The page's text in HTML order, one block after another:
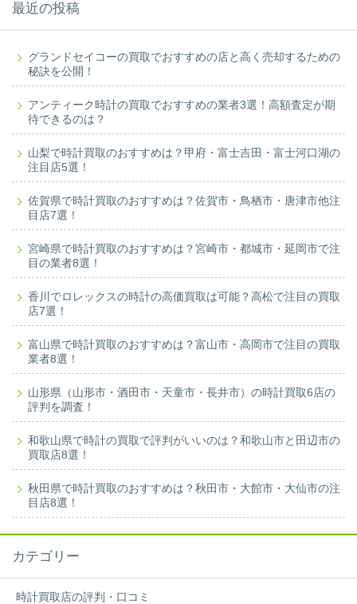
最近の投稿
グランドセイコーの買取でおすすめの店と高く売却するための
秘訣を公開！
アンティーク時計の買取でおすすめの業者3選！高額査定が期
待できるのは？
山梨で時計買取のおすすめは？甲府・富士吉田・富士河口湖の
注目店5選！
佐賀県で時計買取のおすすめは？佐賀市・鳥栖市・唐津市他注
目店7選！
宮崎県で時計買取のおすすめは？宮崎市・都城市・延岡市で注
目の業者8選！
香川でロレックスの時計の高価買取は可能？高松で注目の買取
店7選！
富山県で時計買取のおすすめは？富山市・高岡市で注目の買取
業者8選！
山形県（山形市・酒田市・天童市・長井市）の時計買取6店の
評判を調査！
和歌山県で時計の買取で評判がいいのは？和歌山市と田辺市の
買取店8選！
秋田県で時計買取のおすすめは？秋田市・大館市・大仙市の注
目店8選！
カテゴリー
時計買取店の評判・口コミ